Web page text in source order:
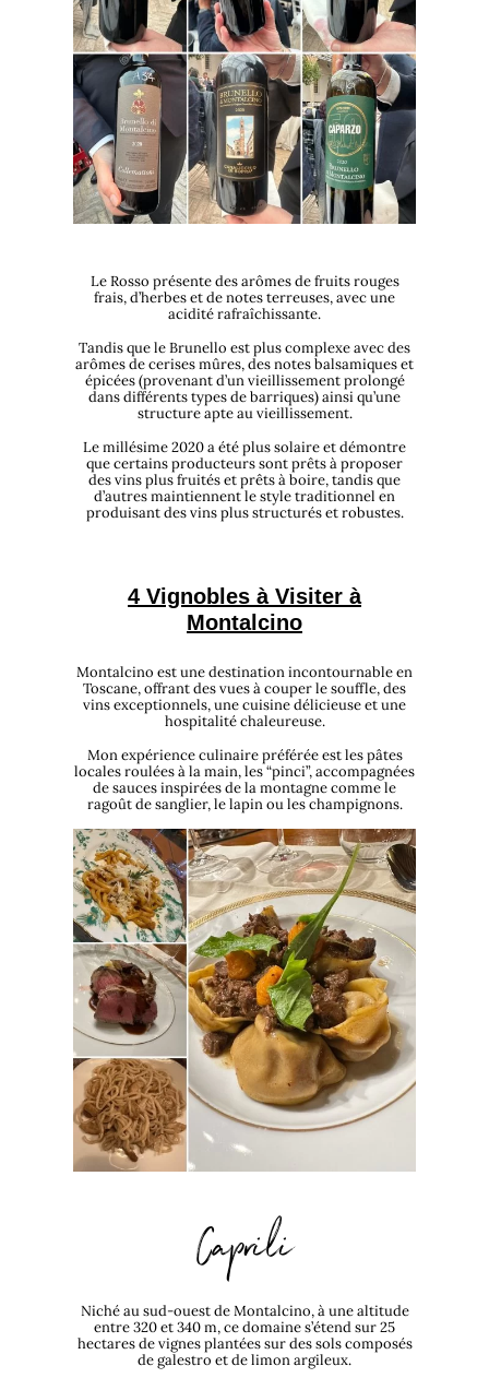
Le Rosso présente des arômes de fruits rouges
frais, d’herbes et de notes terreuses, avec une
acidité rafraîchissante.
Tandis que le Brunello est plus complexe avec des
arômes de cerises mûres, des notes balsamiques et
épicées (provenant d’un vieillissement prolongé
dans différents types de barriques) ainsi qu’une
structure apte au vieillissement.
Le millésime 2020 a été plus solaire et démontre
que certains producteurs sont prêts à proposer
des vins plus fruités et prêts à boire, tandis que
d’autres maintiennent le style traditionnel en
produisant des vins plus structurés et robustes.
4 Vignobles à Visiter à
Montalcino
Montalcino est une destination incontournable en
Toscane, offrant des vues à couper le souffle, des
vins exceptionnels, une cuisine délicieuse et une
hospitalité chaleureuse.
Mon expérience culinaire préférée est les pâtes
locales roulées à la main, les “pinci”, accompagnées
de sauces inspirées de la montagne comme le
ragoût de sanglier, le lapin ou les champignons.
Caprili
Niché au sud-ouest de Montalcino, à une altitude
entre 320 et 340 m, ce domaine s’étend sur 25
hectares de vignes plantées sur des sols composés
de galestro et de limon argileux.